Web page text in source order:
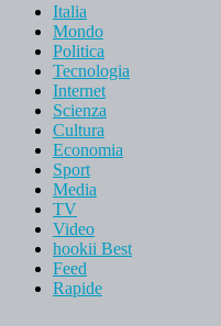
Italia
Mondo
Politica
Tecnologia
Internet
Scienza
Cultura
Economia
Sport
Media
TV
Video
hookii Best
Feed
Rapide